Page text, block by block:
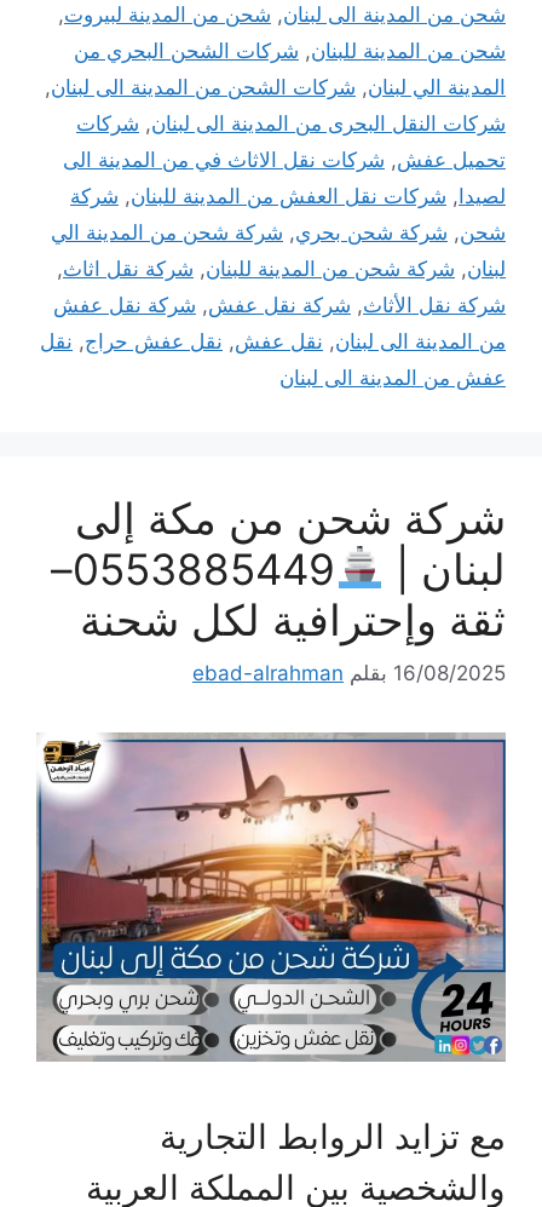
شحن من المدينة الى لبنان, شحن من المدينة لبيروت,
شحن من المدينة للبنان, شركات الشحن البحري من
المدينة الي لبنان, شركات الشحن من المدينة الى لبنان,
شركات النقل البحرى من المدينة الى لبنان, شركات
تحميل عفش, شركات نقل الاثاث في من المدينة الى
لصيدا, شركات نقل العفش من المدينة للبنان, شركة
شحن, شركة شحن بحري, شركة شحن من المدينة الي
لبنان, شركة شحن من المدينة للبنان, شركة نقل اثاث,
شركة نقل الأثاث, شركة نقل عفش, شركة نقل عفش
من المدينة الى لبنان, نقل عفش, نقل عفش حراج, نقل
عفش من المدينة الى لبنان
شركة شحن من مكة إلى
لبنان |
0553885449–
ثقة وإحترافية لكل شحنة
16/08/2025 بقلم ebad-alrahman
مع تزايد الروابط التجارية
والشخصية بين المملكة العربية